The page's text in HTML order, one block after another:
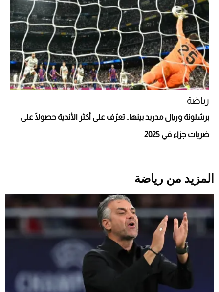
أحذية Mary Jane: ترف وأناقة للرجال
رياضة
برشلونة وريال مدريد بينها.. تعرّف على أكثر الأندية حصولًا على
ضربات جزاء في 2025
المزيد من رياضة